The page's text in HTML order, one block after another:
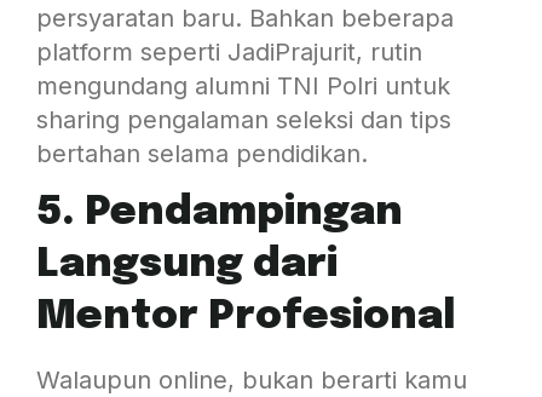
persyaratan baru. Bahkan beberapa
platform seperti JadiPrajurit, rutin
mengundang alumni TNI Polri untuk
sharing pengalaman seleksi dan tips
bertahan selama pendidikan.
5. Pendampingan
Langsung dari
Mentor Profesional
Walaupun online, bukan berarti kamu